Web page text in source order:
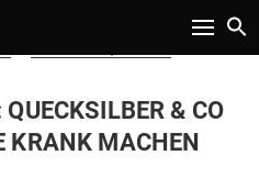
Toggle
& CO
KRANK MACHEN